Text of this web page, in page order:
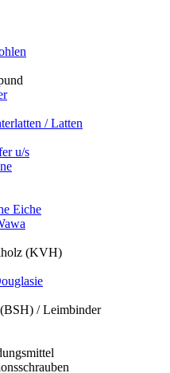
/ Latten
u/s
Eiche
(KVH)
/ Leimbinder